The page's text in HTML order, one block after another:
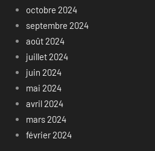
octobre 2024
septembre 2024
août 2024
juillet 2024
juin 2024
mai 2024
avril 2024
mars 2024
février 2024